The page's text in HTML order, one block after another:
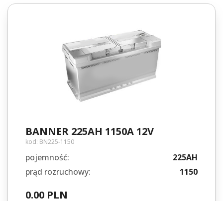
BANNER 225AH 1150A 12V
kod: BN225-1150
pojemność:
225AH
prąd rozruchowy:
1150
0.00 PLN